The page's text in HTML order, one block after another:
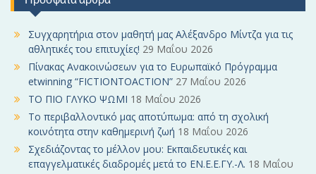
h
f
o
r
:
Συγχαρητήρια στον μαθητή μας Αλέξανδρο Μίντζα για τις
αθλητικές του επιτυχίες! 29 Μαΐου 2026
Πίνακας Ανακοινώσεων για το Ευρωπαϊκό Πρόγραμμα
etwinning “FICTIONTOACTION” 27 Μαΐου 2026
ΤΟ ΠΙΟ ΓΛΥΚΟ ΨΩΜΙ 18 Μαΐου 2026
Το περιβαλλοντικό μας αποτύπωμα: από τη σχολική
κοινότητα στην καθημερινή ζωή 18 Μαΐου 2026
Σχεδιάζοντας το μέλλον μου: Εκπαιδευτικές και
επαγγελματικές διαδρομές μετά το ΕΝ.Ε.Ε.ΓΥ.-Λ. 18 Μαΐου